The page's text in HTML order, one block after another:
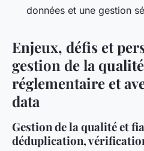
données et une gestion
Enjeux, défis et
gestion de la
réglementaire et
data
Gestion de la qualité et
déduplication,